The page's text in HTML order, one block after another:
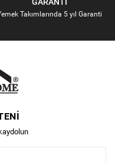
GARANTI
Takımlarında 5 yıl Garanti